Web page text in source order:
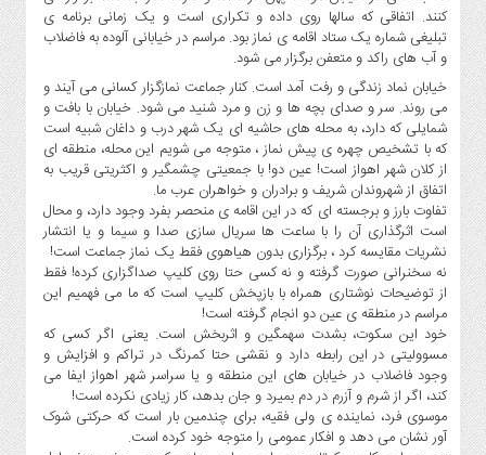
اخبار
سایت
ایران
اجتماعی
سیاسی
فرهنگی
ورزشی
بین
الملل
گزارش
یادداشت
چند
رسانه
ویدئو
کنند. اتفاقی که سالها روی داده و تکراری است و یک زمانی برنامه ی
تبلیغی شماره یک ستاد اقامه ی نماز بود. مراسم در خیابانی آلوده به فاضلاب
و آب های راکد و متعفن برگزار می شود.
خیابان نماد زندگی و رفت آمد است. کنار جماعت نمازگزار کسانی می آیند و
می روند. سر و صدای بچه ها و زن و مرد شنید می شود. خیابان با بافت و
شمایلی که دارد، به محله های حاشیه ای یک شهر درب و داغان شبیه است
که با تشخیص چهره ی پیش نماز ، متوجه می شویم این محله، منطقه ای
از کلان شهر اهواز است! عین دو! با جمعیتی چشمگیر و اکثریتی قریب به
اتفاق از شهروندان شریف و برادران و خواهران عرب ما.
تفاوت بارز و برجسته ای که در این اقامه ی منحصر بفرد وجود دارد، و محال
است اثرگذاری آن را با ساعت ها سریال سازی صدا و سیما و یا انتشار
نشریات مقایسه کرد ، برگزاری بدون هیاهوی فقط یک نماز جماعت است!
نه سخنرانی صورت گرفته و نه کسی حتا روی کلیپ صداگزاری کرده! فقط
از توضیحات نوشتاری همراه با بازپخش کلیپ است که ما می فهمیم این
مراسم در منطقه ی عین دو انجام گرفته است!
خود این سکوت، بشدت سهمگین و اثربخش است. یعنی اگر کسی که
مسوولیتی در این رابطه دارد و نقشی حتا کمرنگ در تراکم و افزایش و
وجود فاضلاب در خیابان های این منطقه و یا سراسر شهر اهواز ایفا می
کند، اگر از شرم و آزرم در دم بمیرد و جان بدهد، کار زیادی نکرده است!
موسوی فرد، نماینده ی ولی فقیه، برای چندمین بار است که حرکتی شوک
آور نشان می دهد و افکار عمومی را متوجه خود کرده است.